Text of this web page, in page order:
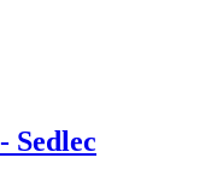
Sedlec